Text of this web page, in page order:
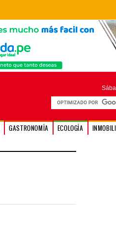
GASTRONOMÍA ECOLOGÍA